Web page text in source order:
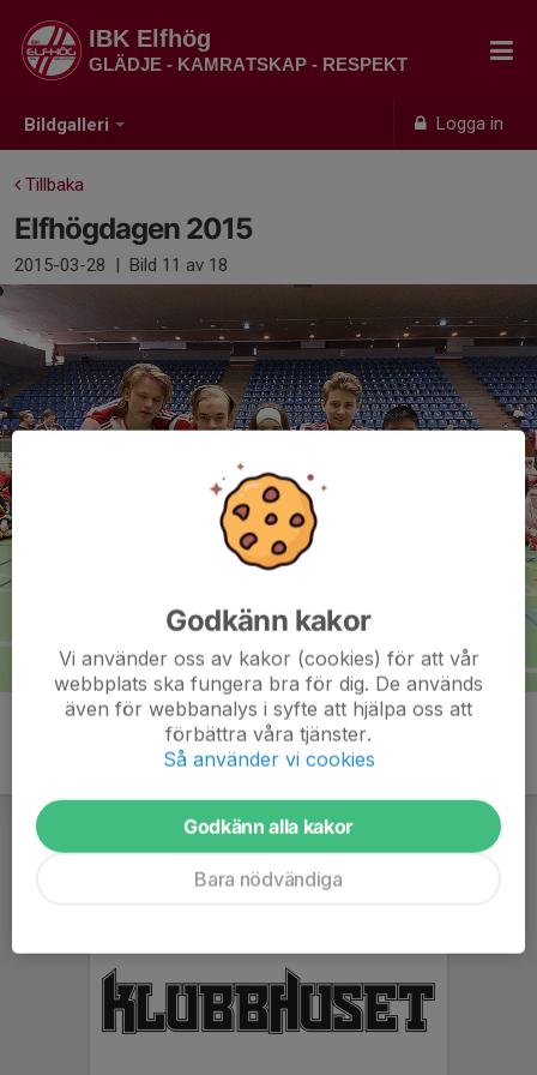
Bildgalleri Logga in
IBK Elfhög
GLÄDJE - KAMRATSKAP - RESPEKT
Tillbaka
Elfhögdagen 2015
2015-03-28 | Bild 11 av 18
Godkänn kakor
Vi använder oss av kakor (cookies) för att vår
webbplats ska fungera bra för dig. De används
även för webbanalys i syfte att hjälpa oss att
förbättra våra tjänster.
Så använder vi cookies
Godkänn alla kakor
Bara nödvändiga